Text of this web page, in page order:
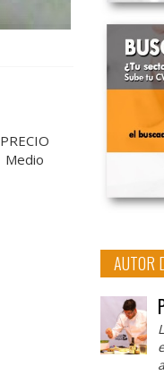
PRECIO
Medio
AUTOR